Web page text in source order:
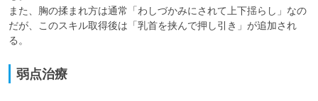
また、胸の揉まれ方は通常「わしづかみにされて上下揺らし」なの
だが、このスキル取得後は「乳首を挟んで押し引き」が追加され
る。
弱点治療